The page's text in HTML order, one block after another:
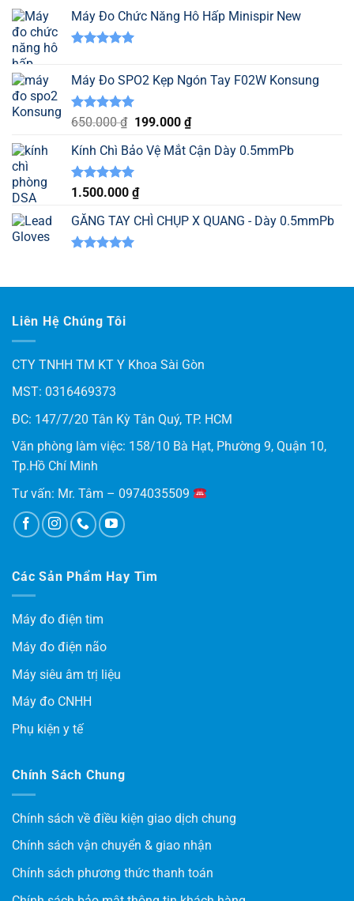
Máy Đo Chức Năng Hô Hấp Minispir New
5 sao
Máy Đo SPO2 Kẹp Ngón Tay F02W Konsung
Được xếp
5.00
5 sao
650.000₫ Giá
là:
650.000 ₫.
199.000 ₫Giá
tại
Kính Chì Bảo Vệ Mắt Cận Dày 0.5mmPb
Được xếp
5 sao
1.500.000 ₫
GĂNG TAY CHÌ CHỤP X QUANG - Dày 0.5mmPb
5 sao
Liên Hệ Chúng Tôi
CTY TNHH TM KT Y Khoa Sài Gòn
MST: 0316469373
ĐC: 147/7/20 Tân Kỳ Tân Quý, TP. HCM
Văn phòng làm việc: 158/10 Bà Hạt, Phường 9, Quận 10,
Tp.Hồ Chí Minh
Tư vấn: Mr. Tâm – 0974035509
Các Sản Phẩm Hay Tìm
Máy đo điện tim
Máy đo điện não
Máy siêu âm trị liệu
Máy đo CNHH
Phụ kiện y tế
Chính Sách Chung
Chính sách về điều kiện giao dịch chung
Chính sách vận chuyển & giao nhận
Chính sách phương thức thanh toán